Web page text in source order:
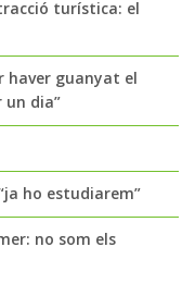
turística: el
haver guanyat el
un dia”
ho estudiarem”
no som els